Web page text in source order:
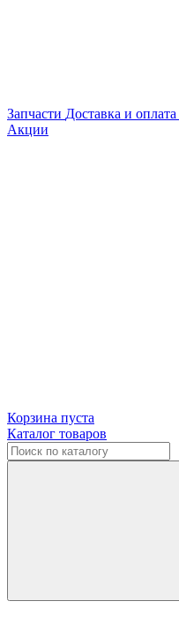
Запчасти Доставка и оплата
Акции
Корзина пуста
Каталог товаров